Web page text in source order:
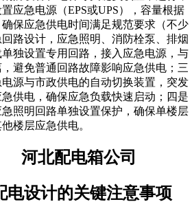
应急电源（EPS或UPS），容量根据
保应急供电时间满足规范要求（不少
路设计，应急照明、消防栓泵、排烟
独设置专用回路，接入应急电源，与
避免普通回路故障影响应急供电；三
源与市政供电的自动切换装置，突发
供电，确保应急负载快速启动；四是
照明回路单独设置保护，确保单楼层
楼层应急供电。
电设计的关键注意事项